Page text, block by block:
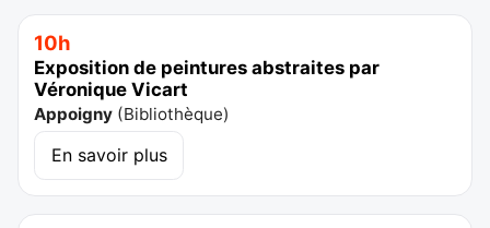
10h
Exposition de peintures abstraites par
Véronique Vicart
Appoigny (Bibliothèque)
En savoir plus